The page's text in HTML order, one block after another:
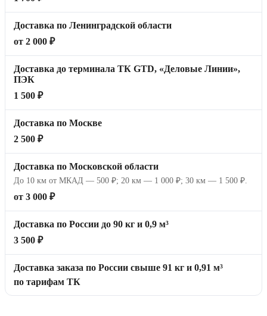
Доставка по Ленинградской области
от 2 000 ₽
Доставка до терминала ТК GTD, «Деловые Линии»,
ПЭК
1 500 ₽
Доставка по Москве
2 500 ₽
Доставка по Московской области
До 10 км от МКАД — 500 ₽; 20 км — 1 000 ₽; 30 км — 1 500 ₽.
от 3 000 ₽
Доставка по России до 90 кг и 0,9 м³
3 500 ₽
Доставка заказа по России свыше 91 кг и 0,91 м³
по тарифам ТК